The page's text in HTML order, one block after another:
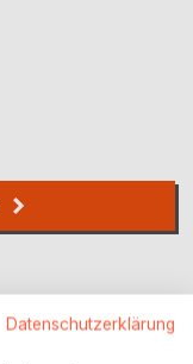
Datenschutzerklärung